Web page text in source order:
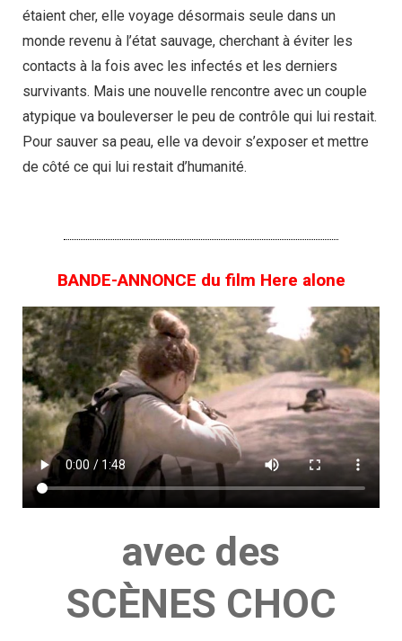
étaient cher, elle voyage désormais seule dans un
monde revenu à l’état sauvage, cherchant à éviter les
contacts à la fois avec les infectés et les derniers
survivants. Mais une nouvelle rencontre avec un couple
atypique va bouleverser le peu de contrôle qui lui restait.
Pour sauver sa peau, elle va devoir s’exposer et mettre
de côté ce qui lui restait d’humanité.
BANDE-ANNONCE du film Here alone
avec des
SCÈNES CHOC